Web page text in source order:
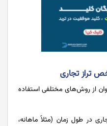
تراز تجاری
از روش‌های مختلفی استفاده
در طول زمان (مثلاً ماهانه،